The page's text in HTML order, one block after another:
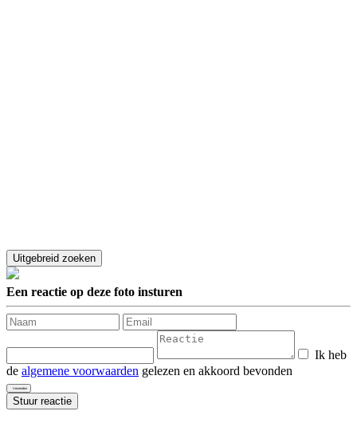
Een reactie op deze foto insturen
Ik heb
de algemene voorwaarden gelezen en akkoord bevonden